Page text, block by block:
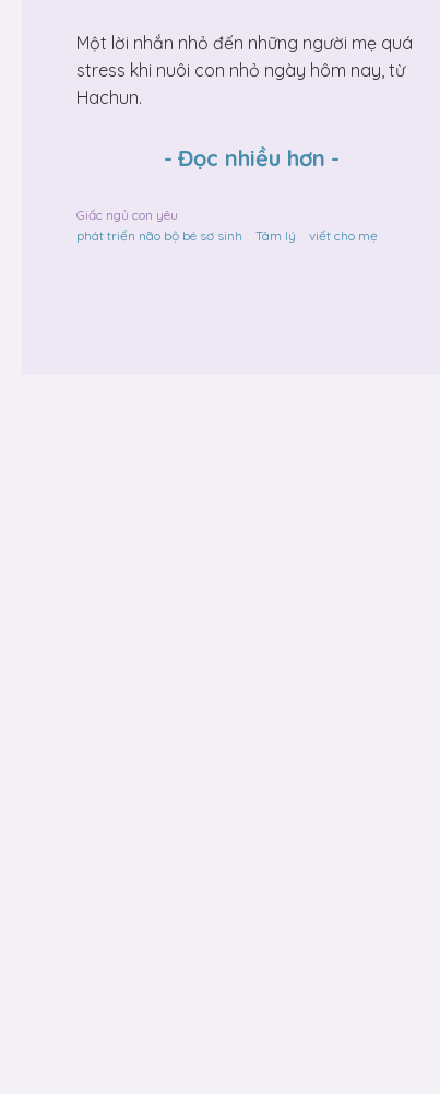
Một lời nhắn nhỏ đến những người mẹ quá
stress khi nuôi con nhỏ ngày hôm nay, từ
Hachun.
- Đọc nhiều hơn -
Giấc ngủ con yêu
phát triển não bộ bé sơ sinh
Tâm lý viết cho mẹ